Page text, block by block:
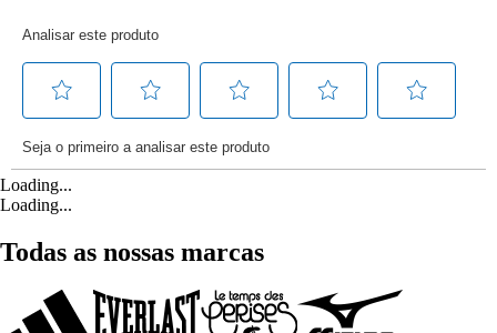
Loading...
Loading...
Todas as nossas marcas